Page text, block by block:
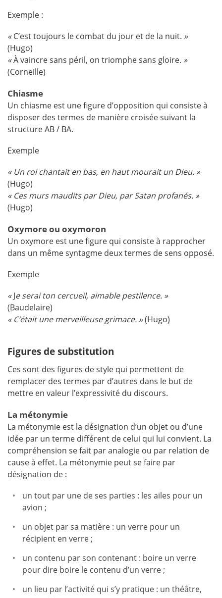
Exemple :
«C’est toujours le combat du jour et de la nuit. »
(Hugo)
«À vaincre sans péril, on triomphe sans gloire. »
(Corneille)
Chiasme
Un chiasme est une figure d’opposition qui consiste à
disposer des termes de manière croisée suivant la
structure AB / BA.
Exemple
« Un roi chantait en bas, en haut mourait un Dieu. »
(Hugo)
« Ces murs maudits par Dieu, par Satan profanés. »
(Hugo)
Oxymore ou oxymoron
Un oxymore est une figure qui consiste à rapprocher
dans un même syntagme deux termes de sens opposé.
Exemple
«Je serai ton cercueil, aimable pestilence. »
(Baudelaire)
« C’était une merveilleuse grimace. »(Hugo)
Figures de substitution
Ces sont des figures de style qui permettent de
remplacer des termes par d’autres dans le but de
mettre en valeur l’expressivité du discours.
La métonymie
La métonymie est la désignation d’un objet ou d’une
idée par un terme différent de celui qui lui convient. La
compréhension se fait par analogie ou par relation de
cause à effet. La métonymie peut se faire par
désignation de :
un tout par une de ses parties : les ailes pour un
avion ;
un objet par sa matière : un verre pour un
récipient en verre ;
un contenu par son contenant : boire un verre
pour dire boire le contenu d’un verre ;
un lieu par l’activité qui s’y pratique : un théâtre,